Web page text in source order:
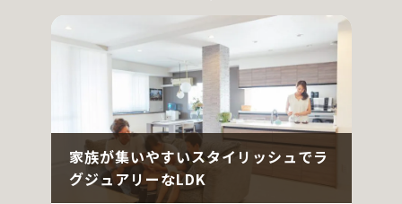
家族が集いやすいスタイリッシュでラ
グジュアリーなLDK